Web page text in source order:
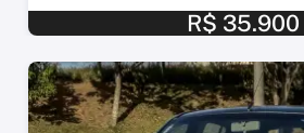
R$ 35.900